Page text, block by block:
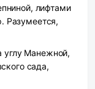
лифтами
Разумеется,
углу Манежной,
сада,